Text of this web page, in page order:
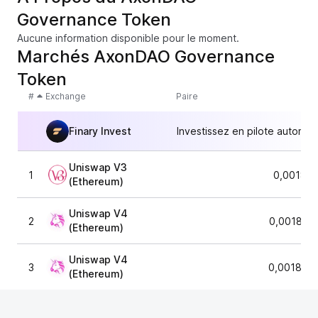
Governance Token
Aucune information disponible pour le moment.
Marchés AxonDAO Governance
Token
# Exchange Paire
Finary Invest Investissez en pilote
1
Uniswap V3
(Ethereum)
2
Uniswap V4
(Ethereum)
3
Uniswap V4
(Ethereum)